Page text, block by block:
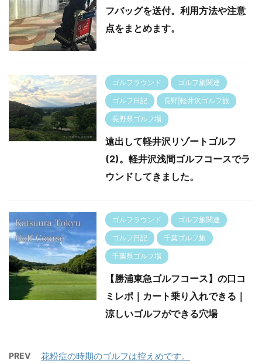
フバッグを送付。利用方法や注意
点をまとめます。
ゴルフラウンド ゴルフ旅関連
ゴルフ日記 長野|軽井沢ゴルフ旅
長野県ゴルフ場
遠出して軽井沢リゾートゴルフ
(2)。軽井沢浅間ゴルフコースでラ
ウンドしてきました。
ゴルフラウンド ゴルフ旅関連
ゴルフ日記 千葉ゴルフ旅
千葉県ゴルフ場
【勝浦東急ゴルフコース】の口コ
ミレポ｜カート乗り入れできる｜
涼しいゴルフができる穴場
PREV 花粉症の時期のゴルフは控えめです。